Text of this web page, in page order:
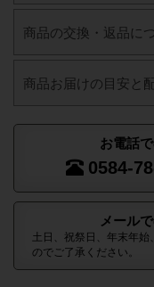
商品の交換・返品に
商品お届けの目安と
お電話
0584-
メール
土日、祝祭日、年末年
のでご了承ください。